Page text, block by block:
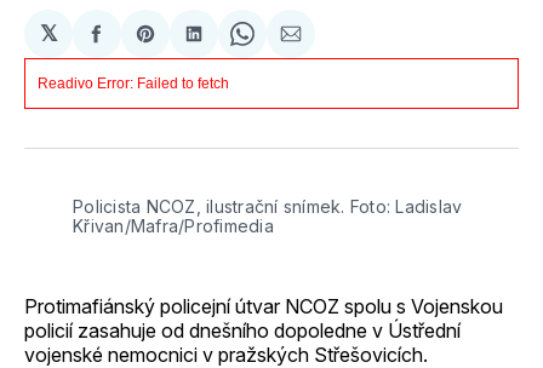
𝕏
Sdílet
na
Facebooku
Share
on
Pinterest
Sdílet
na
LinkedIn
Share
on
Sdílet
e-
Policista NCOZ, ilustrační snímek. Foto: Ladislav
Křivan/Mafra/Profimedia
Protimafiánský policejní útvar NCOZ spolu s Vojenskou
policií zasahuje od dnešního dopoledne v Ústřední
vojenské nemocnici v pražských Střešovicích.